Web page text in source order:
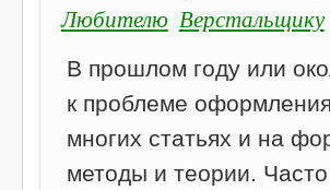
Любителю Верстальщику
В прошлом году или
к проблеме
многих статьях и на
методы и теории.